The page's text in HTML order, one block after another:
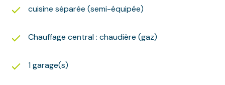
cuisine séparée (semi-équipée)
Chauffage central : chaudière (gaz)
1 garage(s)